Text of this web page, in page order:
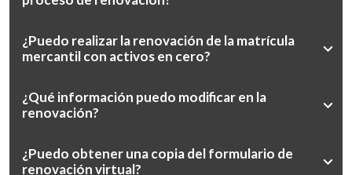
¿Puedo realizar la renovación de la matrícula
mercantil con activos en cero?
¿Qué información puedo modificar en la
renovación?
¿Puedo obtener una copia del formulario de
renovación virtual?